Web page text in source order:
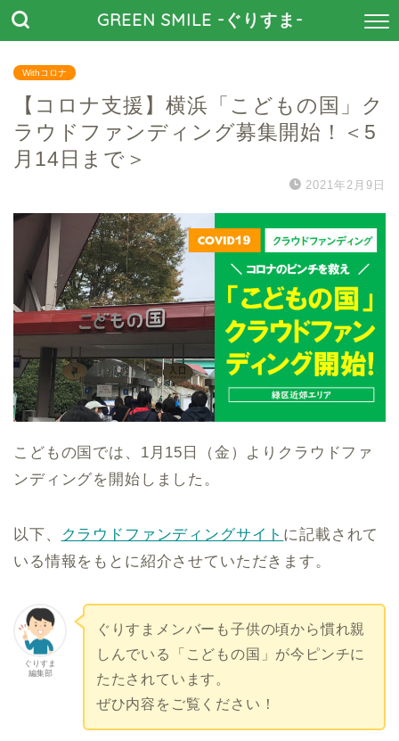
GREEN SMILE -ぐりすま-
Withコロナ
【コロナ支援】横浜「こどもの国」ク
ラウドファンディング募集開始！＜5
月14日まで＞
2021年2月9日
こどもの国では、1月15日（金）よりクラウドファ
ンディングを開始しました。
以下、 クラウドファンディングサイト に記載されて
いる情報をもとに紹介させていただきます。
ぐりすま
編集部
ぐりすまメンバーも子供の頃から慣れ親
しんでいる「こどもの国」が今ピンチに
たたされています。
ぜひ内容をご覧ください！